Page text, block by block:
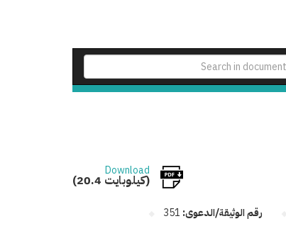
Download
(20.4 كيلوبايت)
رقم الوثيقة/الدعوى: 351